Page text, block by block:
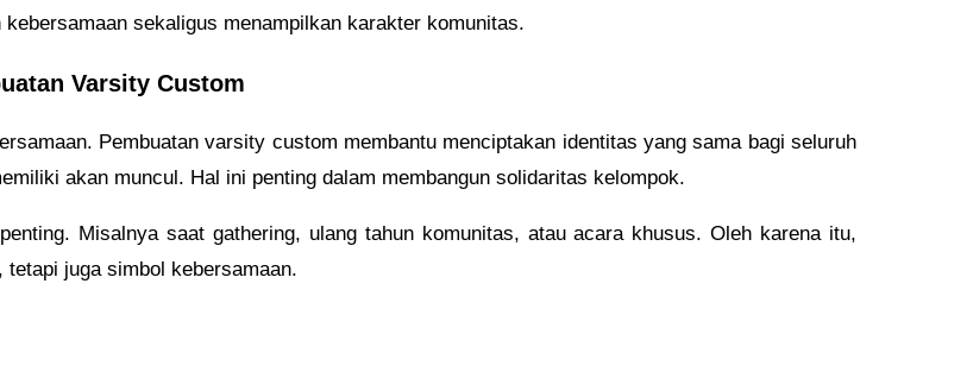
sekaligus menampilkan karakter komunitas.
Varsity Custom
Pembuatan varsity custom membantu menciptakan identitas yang sama bagi seluruh
akan muncul. Hal ini penting dalam membangun solidaritas kelompok.
Misalnya saat gathering, ulang tahun komunitas, atau acara khusus. Oleh karena itu,
juga simbol kebersamaan.